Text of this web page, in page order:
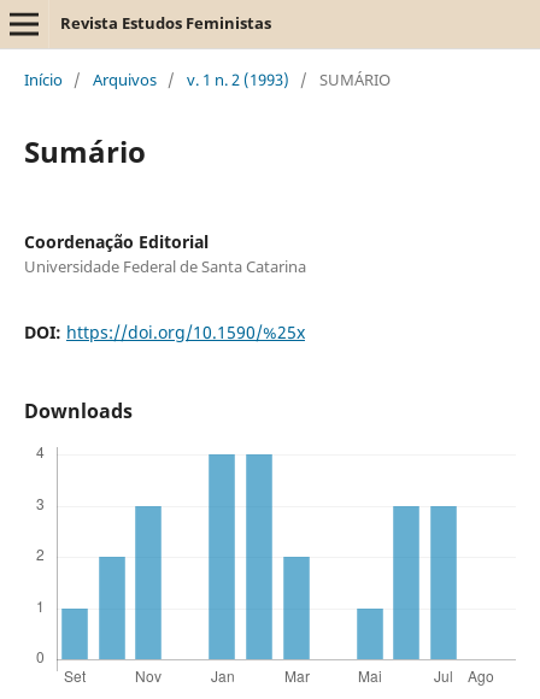
Revista Estudos Feministas
Início / Arquivos / v. 1 n. 2 (1993) / SUMÁRIO
Sumário
Coordenação Editorial
Universidade Federal de Santa Catarina
DOI: https://doi.org/10.1590/%25x
Downloads